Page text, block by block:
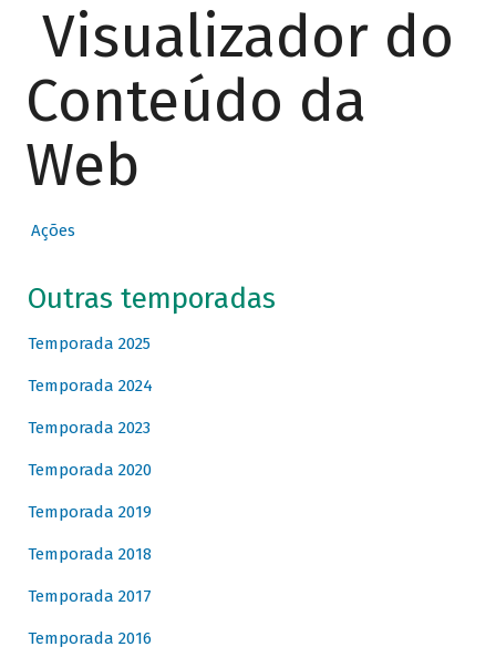
Visualizador do
Conteúdo da
Web
Ações
Outras temporadas
Temporada 2025
Temporada 2024
Temporada 2023
Temporada 2020
Temporada 2019
Temporada 2018
Temporada 2017
Temporada 2016